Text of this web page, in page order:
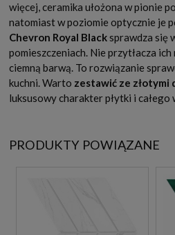
więcej, ceramika ułożona w pionie
natomiast w poziomie optycznie je
Chevron Royal Blacksprawdza się
pomieszczeniach. Nie przytłacza
ciemną barwą. To rozwiązanie
kuchni. Warto zestawić ze złotymi
luksusowy charakter płytki i całego
PRODUKTY POWIĄZANE